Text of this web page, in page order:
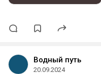
Водный путь
20.09.2024